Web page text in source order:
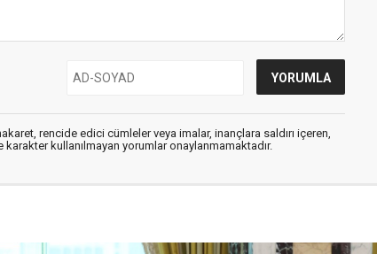
rencide edici cümleler veya imalar, inançlara saldırı içeren,
karakter kullanılmayan yorumlar onaylanmamaktadır.